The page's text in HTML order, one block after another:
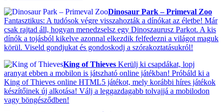
Dinosaur Park – Primeval Zoo
Fantasztikus: A tudósok végre visszahozták a dínókat az életbe! Már
csak rajtad áll, hogyan menedzselsz egy Dinoszaurusz Parkot. A kis
dínók a tojásból kikelve azonnal elkezdik felfedezni a világot maguk
körül. Viseld gondjukat és gondoskodj a szórakoztatásukról!
King of Thieves Kerülj ki csapdákat, lopj
aranyat ebben a mobilon is játszható online játékban! Próbáld ki a
King of Thieves online HTML5 játékot, mely korábbi híres játékok
készítőinek új alkotása! Válj a leggazdagabb tolvajjá a mobilodon
vagy böngésződben!